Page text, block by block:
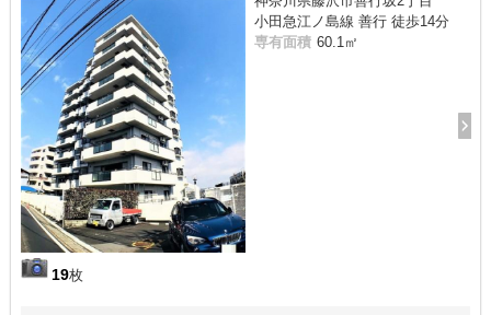
19枚
小田急江ノ島線 善行 徒歩14分
専有面積 60.1㎡